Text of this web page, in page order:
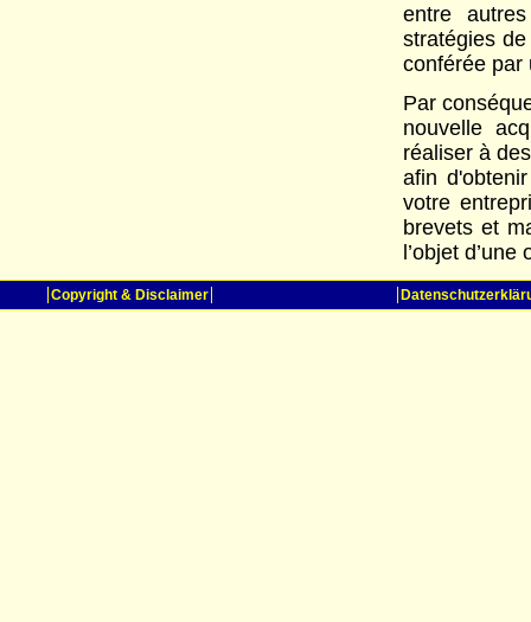
entre
stratégies
conférée par
Par
nouvelle
réaliser à
afin
votre
brevets et
l’objet
Copyright & Disclaimer